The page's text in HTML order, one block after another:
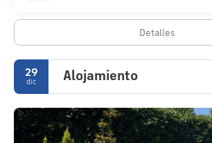
Detalles
29
dic Alojamiento